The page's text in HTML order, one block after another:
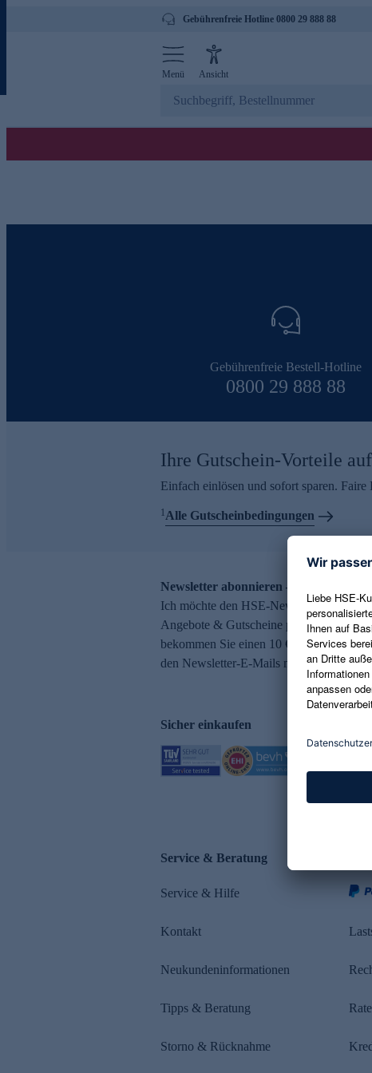
Gebührenfreie Hotline 0800 29 888 88
Menü Ansicht
Gebührenfreie Bestell-Hotline
0800 29 888 88
Ihre Gutschein-Vorteile
Einfach einlösen und sofort sparen.
1Alle Gutscheinbedingungen
Newsletter abonnieren – 10 €
Ich möchte den HSE-Newsletter
Angebote & Gutscheine per E-Mail
bekommen Sie einen 10 € Gutschein.
den Newsletter-E-Mails möglich.
Sicher einkaufen
Service & Beratung
Service & Hilfe
Kontakt
Neukundeninformationen
Tipps & Beratung
Storno & Rücknahme